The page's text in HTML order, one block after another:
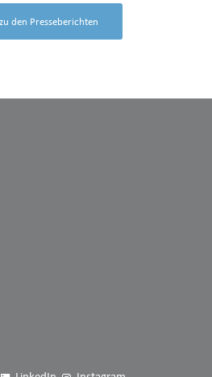
den Presseberichten